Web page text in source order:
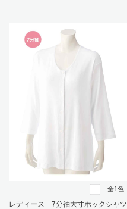
全1色
レディース 7分袖大寸ホックシャツ